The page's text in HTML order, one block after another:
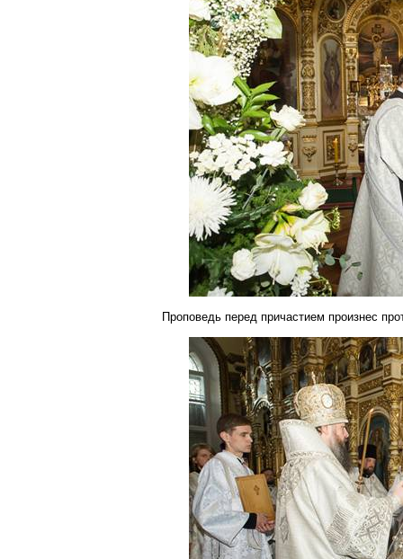
Проповедь перед причастием произнес